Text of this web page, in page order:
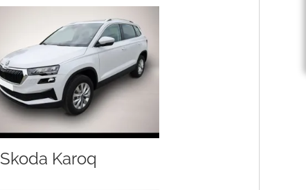
Skoda Karoq